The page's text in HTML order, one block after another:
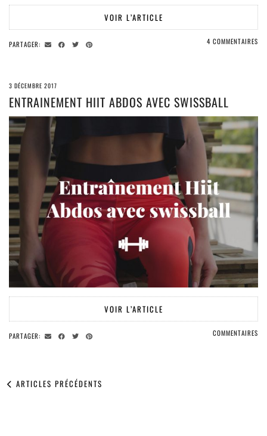
VOIR L’ARTICLE
PARTAGER: 4 COMMENTAIRES
3 DÉCEMBRE 2017
ENTRAINEMENT HIIT ABDOS AVEC SWISSBALL
VOIR L’ARTICLE
PARTAGER: COMMENTAIRES
ARTICLES PRÉCÉDENTS